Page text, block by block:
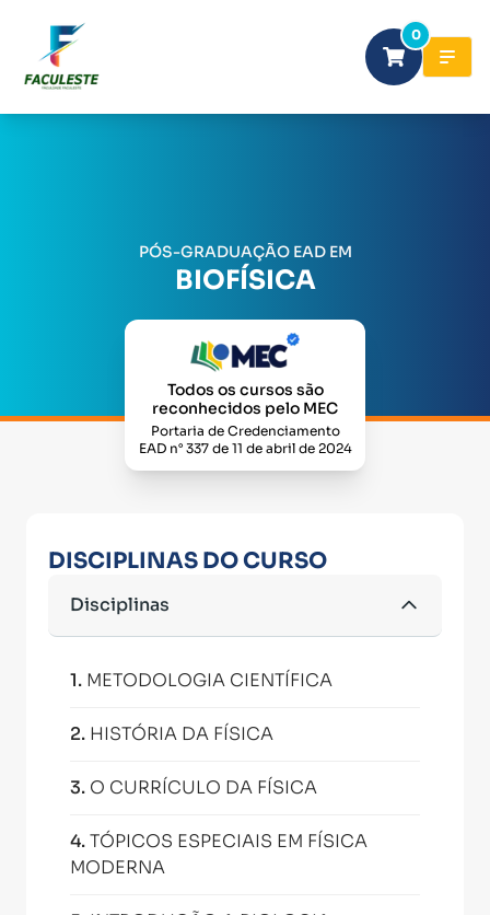
0
PÓS-GRADUAÇÃO EAD EM
BIOFÍSICA
Todos os cursos são
reconhecidos pelo MEC
Portaria de Credenciamento
EAD n° 337 de 11 de abril de 2024
DISCIPLINAS DO CURSO
Disciplinas
1. METODOLOGIA CIENTÍFICA
2. HISTÓRIA DA FÍSICA
3. O CURRÍCULO DA FÍSICA
4.TÓPICOS ESPECIAIS EM FÍSICA
MODERNA